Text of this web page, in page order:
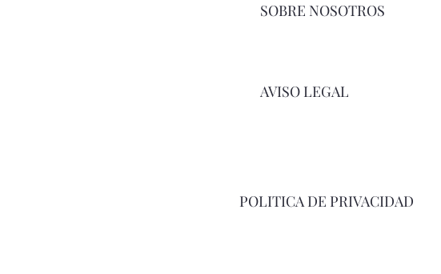
SOBRE NOSOTROS
AVISO LEGAL
POLITICA DE PRIVACIDAD